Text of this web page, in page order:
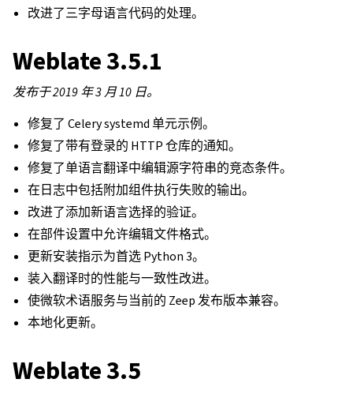
改进了三字母语言代码的处理。
Weblate 3.5.1
发布于 2019 年 3 月 10 日。
修复了 Celery systemd 单元示例。
修复了带有登录的 HTTP 仓库的通知。
修复了单语言翻译中编辑源字符串的竞态条件。
在日志中包括附加组件执行失败的输出。
改进了添加新语言选择的验证。
在部件设置中允许编辑文件格式。
更新安装指示为首选 Python 3。
装入翻译时的性能与一致性改进。
使微软术语服务与当前的 Zeep 发布版本兼容。
本地化更新。
Weblate 3.5